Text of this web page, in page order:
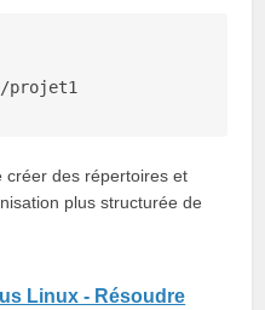
créer des répertoires et
plus structurée de
Linux - Résoudre